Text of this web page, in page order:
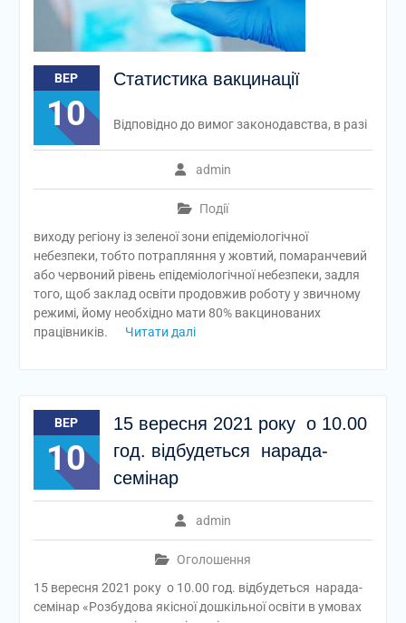
ВЕР
10
Статистика вакцинації
admin
Події
Відповідно до вимог законодавства, в разі
виходу регіону із зеленої зони епідеміологічної
небезпеки, тобто потрапляння у жовтий, помаранчевий
або червоний рівень епідеміологічної небезпеки, задля
того, щоб заклад освіти продовжив роботу у звичному
режимі, йому необхідно мати 80% вакцинованих
працівників.
Читати далі
ВЕР
10
15 вересня 2021 року о 10.00
год. відбудеться нарада-
семінар
admin
Оголошення
15 вересня 2021 року о 10.00 год. відбудеться нарада-
семінар «Розбудова якісної дошкільної освіти в умовах